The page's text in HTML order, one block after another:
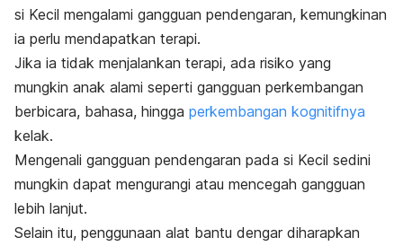
si Kecil mengalami gangguan pendengaran, kemungkinan
ia perlu mendapatkan terapi.
Jika ia tidak menjalankan terapi, ada risiko yang
mungkin anak alami seperti gangguan perkembangan
berbicara, bahasa, hingga perkembangan kognitifnya
kelak.
Mengenali gangguan pendengaran pada si Kecil sedini
mungkin dapat mengurangi atau mencegah gangguan
lebih lanjut.
Selain itu, penggunaan alat bantu dengar diharapkan